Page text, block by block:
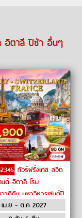
อิตาลี ปิซ่า อื่นๆ
ทัวร์ฝรั่งเศส สวิต
อิตาลี โรม
าติกัน มหาวิหารเซนต์ปี
คลอสเซียม น้ำพุเทรวี
เม.ย - ต.ค 2027